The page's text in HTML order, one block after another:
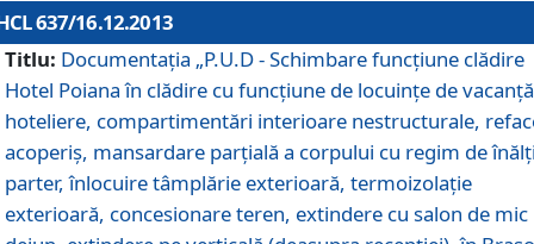
637/16.12.2013
Titlu: Documentaţia „P.U.D - Schimbare funcţiune clădire
Hotel Poiana în clădire cu funcţiune de locuinţe de
hoteliere, compartimentări interioare nestructurale,
acoperiş, mansardare parţială a corpului cu regim de
parter, înlocuire tâmplărie exterioară, termoizolaţie
exterioară, concesionare teren, extindere cu salon de mic